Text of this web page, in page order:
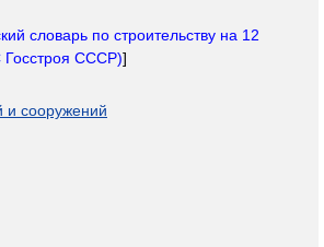
словарь по строительству на 12
СССР)]
и сооружений